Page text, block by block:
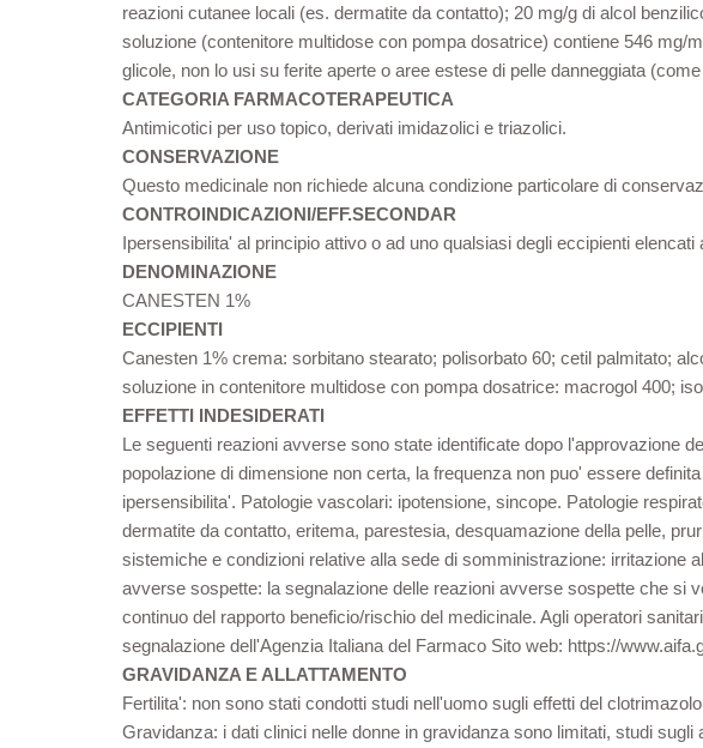
reazioni cutanee locali (es. dermatite da contatto); 20 mg/g di alcol
soluzione (contenitore multidose con pompa dosatrice) contiene 546 mg/
glicole, non lo usi su ferite aperte o aree estese di pelle danneggiata
CATEGORIA FARMACOTERAPEUTICA
Antimicotici per uso topico, derivati imidazolici e triazolici.
CONSERVAZIONE
Questo medicinale non richiede alcuna condizione particolare di
CONTROINDICAZIONI/EFF.SECONDAR
Ipersensibilita' al principio attivo o ad uno qualsiasi degli eccipienti elencati
DENOMINAZIONE
CANESTEN 1%
ECCIPIENTI
Canesten 1% crema: sorbitano stearato; polisorbato 60; cetil palmitato;
soluzione in contenitore multidose con pompa dosatrice: macrogol 400;
EFFETTI INDESIDERATI
Le seguenti reazioni avverse sono state identificate dopo l'approvazione
popolazione di dimensione non certa, la frequenza non puo' essere
ipersensibilita'. Patologie vascolari: ipotensione, sincope. Patologie
dermatite da contatto, eritema, parestesia, desquamazione della pelle,
sistemiche e condizioni relative alla sede di somministrazione: irritazione
avverse sospette: la segnalazione delle reazioni avverse sospette che si
continuo del rapporto beneficio/rischio del medicinale. Agli operatori
segnalazione dell'Agenzia Italiana del Farmaco Sito web: https://
GRAVIDANZA E ALLATTAMENTO
Fertilita': non sono stati condotti studi nell'uomo sugli effetti del
Gravidanza: i dati clinici nelle donne in gravidanza sono limitati, studi